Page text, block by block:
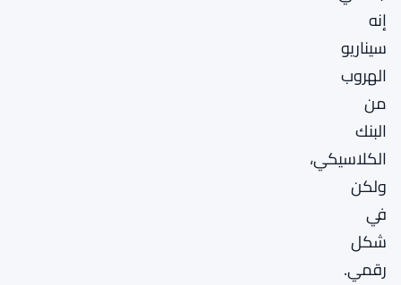
إنه
سيناريو
الهروب
من
البنك
الكلاسيكي،
ولكن
في
شكل
رقمي.